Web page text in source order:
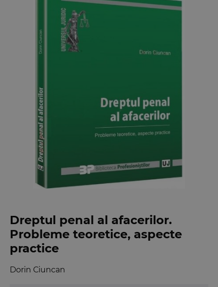
Dreptul penal al afacerilor.
Probleme teoretice, aspecte
practice
Dorin Ciuncan